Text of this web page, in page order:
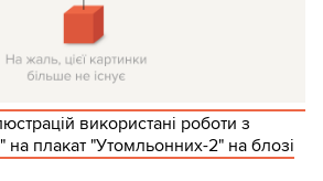
використані роботи з
на плакат "Утомльонних-2" на блозі